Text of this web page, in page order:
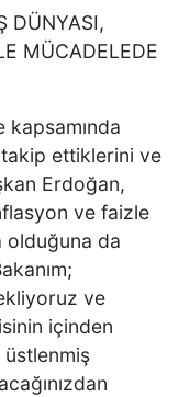
PANİK ANLARI:
Tane Örümcek
Kamerada
DÜNYASI,
MÜCADELEDE
kapsamında
takip ettiklerini ve
Erdoğan,
ve faizle
olduğuna da
ve
içinden